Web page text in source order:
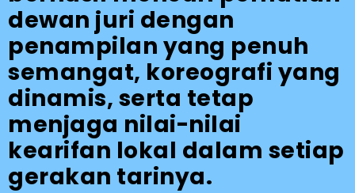
dewan juri dengan
penampilan yang penuh
semangat, koreografi yang
dinamis, serta tetap
menjaga nilai-nilai
kearifan lokal dalam setiap
gerakan tarinya.